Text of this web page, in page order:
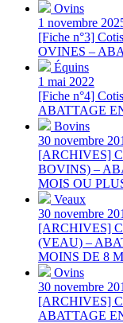
Ovins
1 novembre
[Fiche n°3]
OVINES –
Équins
1 mai 2022
[Fiche n°4]
ABATTAGE
Bovins
30 novembre
[ARCHIVES]
BOVINS) –
MOIS OU
Veaux
30 novembre
[ARCHIVES]
(VEAU) –
MOINS DE 8
Ovins
30 novembre
[ARCHIVES]
ABATTAGE